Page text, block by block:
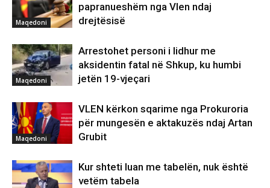
Maqedoni
papranueshëm nga Vlen ndaj
drejtësisë
Maqedoni
Arrestohet personi i lidhur me
aksidentin fatal në Shkup, ku humbi
jetën 19-vjeçari
Maqedoni
VLEN kërkon sqarime nga Prokuroria
për mungesën e aktakuzës ndaj Artan
Grubit
Kur shteti luan me tabelën, nuk është
vetëm tabela